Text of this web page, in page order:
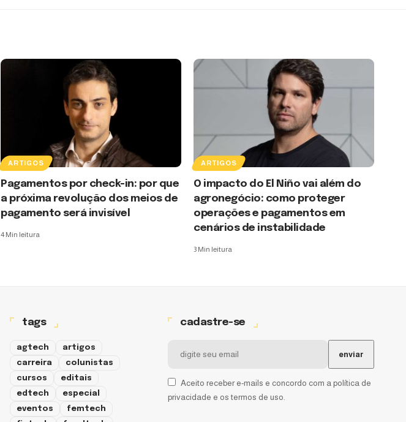
ARTIGOS
Pagamentos por check-in: por que
a próxima revolução dos meios de
pagamento será invisível
4 Min leitura
ARTIGOS
O impacto do El Niño vai além do
agronegócio: como proteger
operações e pagamentos em
cenários de instabilidade
3 Min leitura
tags
agtech
artigos
carreira
colunistas
cursos
editais
edtech
especial
eventos
femtech
cadastre-se
Aceito receber e-mails e concordo com a política de
privacidade e os termos de uso.